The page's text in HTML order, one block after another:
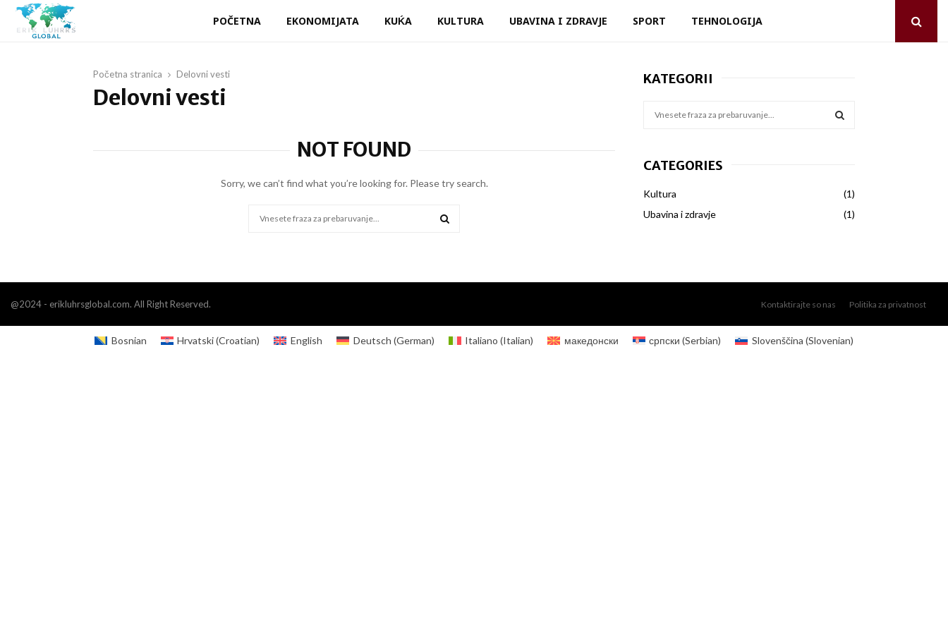
POČETNA EKONOMIJATA KUḰA KULTURA UBAVINA I ZDRAVJE SPORT TEHNOLOGIJA
Početna stranica Delovni vesti
Delovni vesti
NOT FOUND
Sorry, we can’t find what you’re looking for. Please try search.
KATEGORII
c
f
o
H
CATEGORIES
Kultura
(1)
Ubavina i zdravje
(1)
@2024 - erikluhrsglobal.com. All Right Reserved. Kontaktirajte so nas Politika za privatnost
Bosnian Hrvatski(Croatian) English Deutsch (German) Italiano (Italian) македонски српски (Serbian) Slovenščina (Slovenian)